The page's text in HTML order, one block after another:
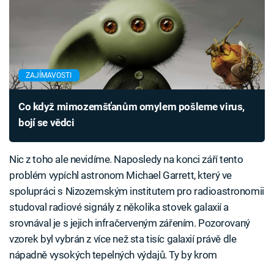
ZAJÍMAVOSTI
Co když mimozemšťanům omylem pošleme virus,
bojí se vědci
Nic z toho ale nevidíme. Naposledy na konci září tento
problém vypíchl astronom Michael Garrett, který ve
spolupráci s Nizozemským institutem pro radioastronomii
studoval radiové signály z několika stovek galaxií a
srovnával je s jejich infračerveným zářením. Pozorovaný
vzorek byl vybrán z více než sta tisíc galaxií právě dle
nápadně vysokých tepelných výdajů. Ty by krom